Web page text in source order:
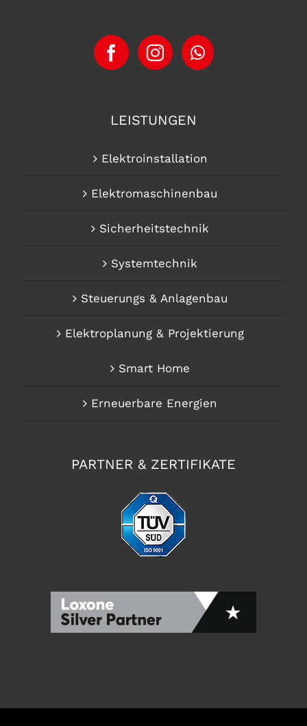
LEISTUNGEN
Elektroinstallation
Elektromaschinenbau
Sicherheitstechnik
Systemtechnik
Steuerungs & Anlagenbau
Elektroplanung & Projektierung
Smart Home
Erneuerbare Energien
PARTNER & ZERTIFIKATE